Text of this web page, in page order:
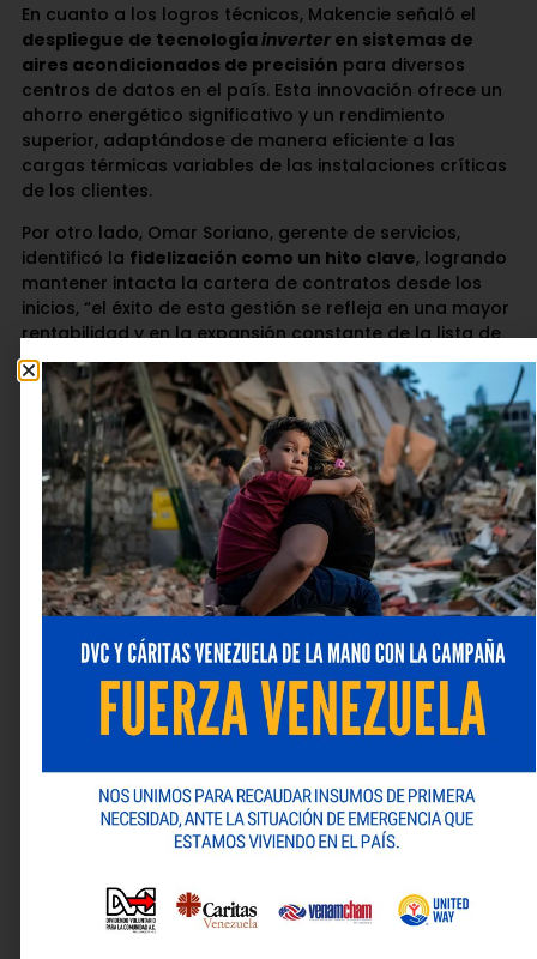
En cuanto a los logros técnicos, Makencie señaló el
despliegue de tecnología inverter en sistemas de
aires acondicionados de precisión para diversos
centros de datos en el país. Esta innovación ofrece un
ahorro energético significativo y un rendimiento
superior, adaptándose de manera eficiente a las
cargas térmicas variables de las instalaciones críticas
de los clientes.
Por otro lado, Omar Soriano, gerente de servicios,
identificó la fidelización como un hito clave, logrando
mantener intacta la cartera de contratos desde los
inicios, “el éxito de esta gestión se refleja en una mayor
rentabilidad y en la expansión constante de la lista de
empresas que confían plenamente en la capacidad de
respuesta de Solsica”.
Por su parte, Rivas recalcó que “cada proyecto exitoso
representa un logro importante porque demuestra la
solidez de la compañía como el principal referente
nacional en tecnología”.
Los próximos años
Atance comentó que el objetivo para los próximos
años esmantenerse a la vanguardia tecnológica
mediante la incorporación de nuevas representaciones
y productos. Además,se proyecta una expansión
estratégica hacia el sector petrolero, en el cual ya
han tenido amplia experiencia en los tiempos de
Emerson Network Power, mientras continúan
resto de los sectores en Venezuela como
telecomunicaciones, banca, salud, alimentación e
industria, entre otros.
Para obtener más información, se puede visitar el sitio
Corporación Solsica :www.solsica.com/o
también seguirlos en sus cuentas de Instagram,